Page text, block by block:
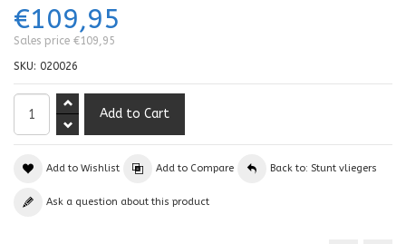
€109,95
Sales price €109,95
SKU: 020026
Add to Wishlist Add to Compare Back to: Stunt vliegers
Ask a question about this product